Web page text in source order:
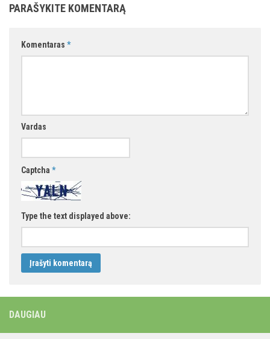
PARAŠYKITE KOMENTARĄ
Komentaras *
Vardas
Captcha *
Type the text displayed above:
DAUGIAU